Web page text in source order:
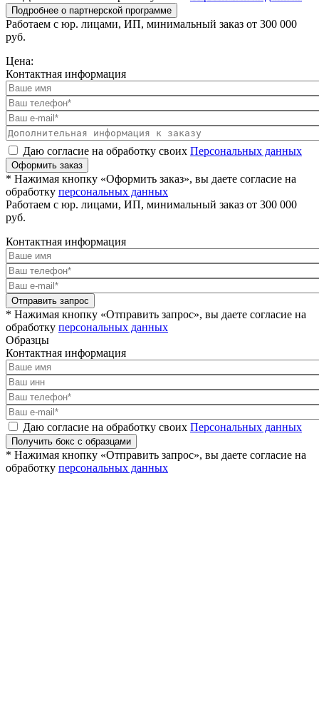
Подробнее о партнерской программе
Работаем с юр. лицами, ИП, минимальный заказ от 300 000
руб.
Цена:
Контактная информация
Даю согласие на обработку своих Персональных данных
Оформить заказ
* Нажимая кнопку «Оформить заказ», вы даете согласие на
обработку персональных данных
Работаем с юр. лицами, ИП, минимальный заказ от 300 000
руб.
Контактная информация
Отправить запрос
* Нажимая кнопку «Отправить запрос», вы даете согласие на
обработку персональных данных
Образцы
Контактная информация
Даю согласие на обработку своих Персональных данных
Получить бокс с образцами
* Нажимая кнопку «Отправить запрос», вы даете согласие на
обработку персональных данных